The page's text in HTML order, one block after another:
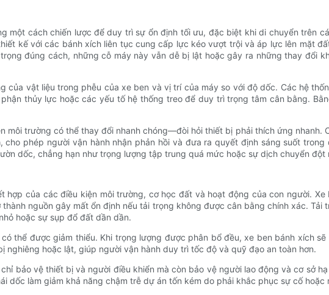
một cách chiến lược để duy trì sự ổn định tối ưu, đặc biệt khi di chuyển trên
kế với các bánh xích liên tục cung cấp lực kéo vượt trội và áp lực lên mặt
đúng cách, những cỗ máy này vẫn dễ bị lật hoặc gây ra những thay đổi
vật liệu trong phễu của xe ben và vị trí của máy so với độ dốc. Các hệ
thủy lực hoặc các yếu tố hệ thống treo để duy trì trọng tâm cân bằng.
trường có thể thay đổi nhanh chóng—đòi hỏi thiết bị phải thích ứng nhanh.
phép người vận hành nhận phản hồi và đưa ra quyết định sáng suốt trong
dốc, chẳng hạn như trọng lượng tập trung quá mức hoặc sự dịch chuyển đột
của các điều kiện môi trường, cơ học đất và hoạt động của con người. Xe
nguồn gây mất ổn định nếu tải trọng không được cân bằng chính xác. Tải
hoặc sự sụp đổ đất dần dần.
thể được giảm thiểu. Khi trọng lượng được phân bổ đều, xe ben bánh xích
hoặc lật, giúp người vận hành duy trì tốc độ và quỹ đạo an toàn hơn.
bảo vệ thiết bị và người điều khiển mà còn bảo vệ người lao động và cơ sở
làm giảm khả năng chậm trễ dự án tốn kém do phải khắc phục sự cố hoặc